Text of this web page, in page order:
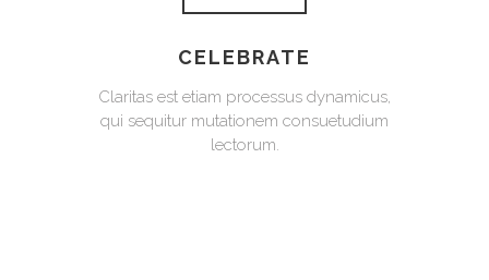
CELEBRATE
Claritas est etiam processus dynamicus,
qui sequitur mutationem consuetudium
lectorum.